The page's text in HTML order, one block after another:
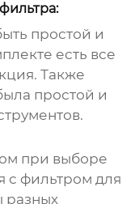
простой и
есть все
Также
простой и
при выборе
с фильтром для
разных